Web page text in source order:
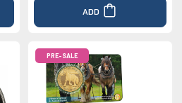
ADD
PRE-SALE